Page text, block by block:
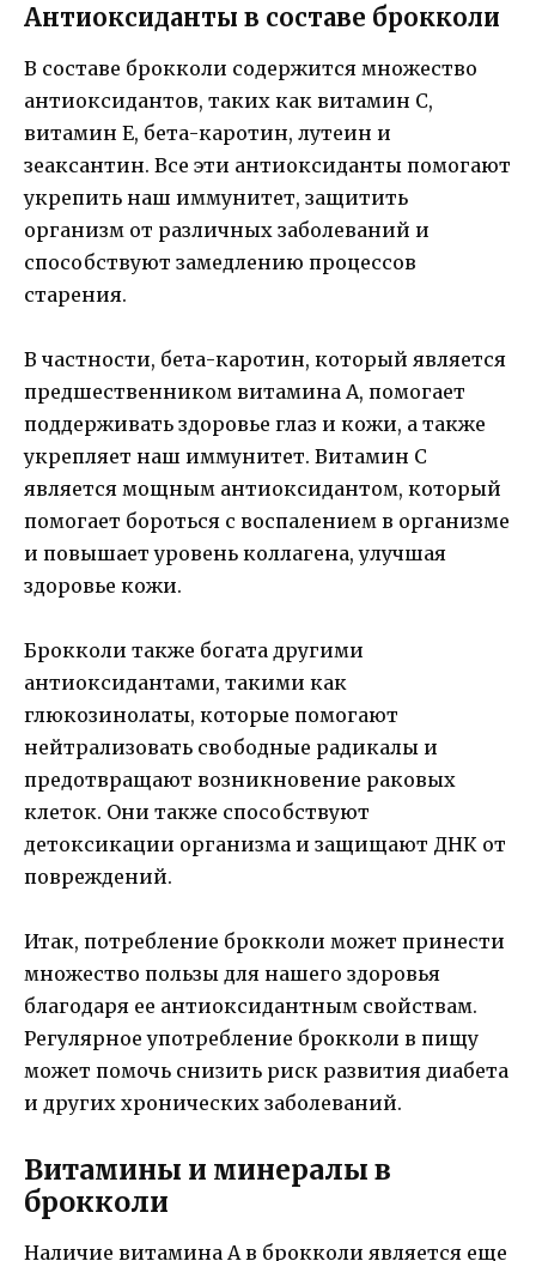
Антиоксиданты в составе брокколи
В составе брокколи содержится множество
антиоксидантов, таких как витамин С,
витамин Е, бета-каротин, лутеин и
зеаксантин. Все эти антиоксиданты помогают
укрепить наш иммунитет, защитить
организм от различных заболеваний и
способствуют замедлению процессов
старения.
В частности, бета-каротин, который является
предшественником витамина А, помогает
поддерживать здоровье глаз и кожи, а также
укрепляет наш иммунитет. Витамин С
является мощным антиоксидантом, который
помогает бороться с воспалением в организме
и повышает уровень коллагена, улучшая
здоровье кожи.
Брокколи также богата другими
антиоксидантами, такими как
глюкозинолаты, которые помогают
нейтрализовать свободные радикалы и
предотвращают возникновение раковых
клеток. Они также способствуют
детоксикации организма и защищают ДНК от
повреждений.
Итак, потребление брокколи может принести
множество пользы для нашего здоровья
благодаря ее антиоксидантным свойствам.
Регулярное употребление брокколи в пищу
может помочь снизить риск развития диабета
и других хронических заболеваний.
Витамины и минералы в
брокколи
Наличие витамина A в брокколи является еще